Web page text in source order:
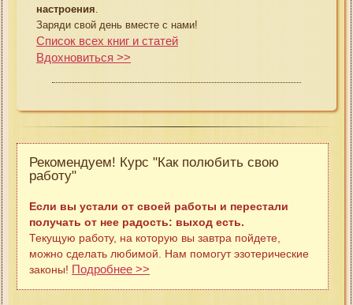
настроения
Заряди свой день вместе с нами!
Список всех книг и статей
Вдохновиться >>
Рекомендуем! Курс "Как полюбить свою
работу"
Если вы устали от своей работы и перестали
получать от нее радость: выход есть.
Текущую работу, на которую вы завтра пойдете,
можно сделать любимой. Нам помогут эзотерические
законы! Подробнее >>